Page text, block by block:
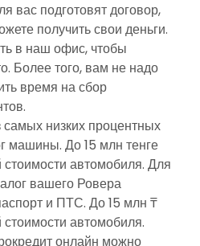
вас подготовят договор,
получить свои деньги.
в наш офис, чтобы
Более того, вам не надо
время на сбор
низких процентных
машины. До 15 млн тенге
автомобиля. Для
вашего Ровера
и ПТС. До 15 млн ₸
автомобиля.
онлайн можно